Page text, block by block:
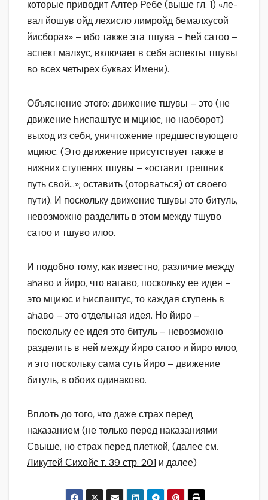
которые приводит Алтер Ребе (выше гл. 1) «ле-
вал йошув ойд лехисло лимройд бемалхусой
йисборах» – ибо также эта тшува – hей сатоо –
аспект малхус, включает в себя аспекты тшувы
во всех четырех буквах Имени).
Объяснение этого: движение тшувы – это (не
движение hиспаштус и мциюс, но наоборот)
выход из себя, уничтожение предшествующего
мциюс. (Это движение присутствует также в
нижних ступенях тшувы – «оставит грешник
путь свой…»; оставить (оторваться) от своего
пути). И поскольку движение тшувы это битуль,
невозможно разделить в этом между тшуво
сатоо и тшуво илоо.
И подобно тому, как известно, различие между
аhаво и йиро, что вагаво, поскольку ее идея –
это мциюс и hиспаштус, то каждая ступень в
аhаво – это отдельная идея. Но йиро –
поскольку ее идея это битуль – невозможно
разделить в ней между йиро сатоо и йиро илоо,
и это поскольку сама суть йиро – движение
битуль, в обоих одинаково.
Вплоть до того, что даже страх перед
наказанием (не только перед наказаниями
Свыше, но страх перед плеткой, (далее см.
Ликутей Сихойс т. 39 стр. 201 и далее)